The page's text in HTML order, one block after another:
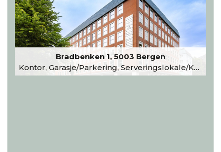
Bradbenken 1, 5003 Bergen
Kontor, Garasje/Parkering, Serveringslokale/Kantine, Undervisning/Arrangement